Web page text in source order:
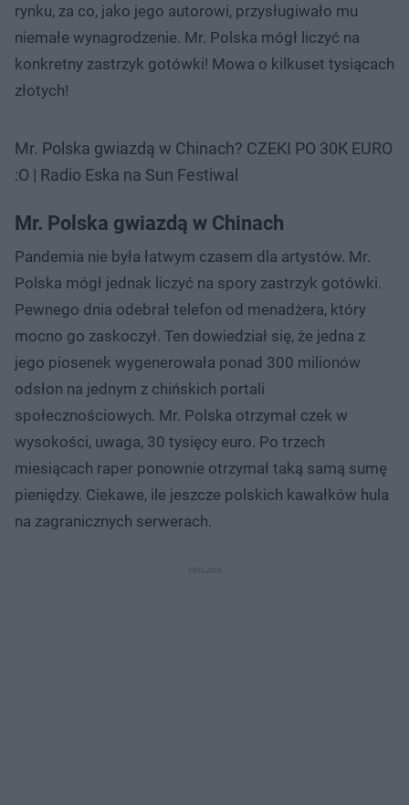
rynku, za co, jako jego autorowi, przysługiwało mu
niemałe wynagrodzenie. Mr. Polska mógł liczyć na
konkretny zastrzyk gotówki! Mowa o kilkuset tysiącach
złotych!
Mr. Polska gwiazdą w Chinach? CZEKI PO 30K EURO
:O | Radio Eska na Sun Festiwal
Mr. Polska gwiazdą w Chinach
Pandemia nie była łatwym czasem dla artystów. Mr.
Polska mógł jednak liczyć na spory zastrzyk gotówki.
Pewnego dnia odebrał telefon od menadżera, który
mocno go zaskoczył. Ten dowiedział się, że jedna z
jego piosenek wygenerowała ponad 300 milionów
odsłon na jednym z chińskich portali
społecznościowych. Mr. Polska otrzymał czek w
wysokości, uwaga, 30 tysięcy euro. Po trzech
miesiącach raper ponownie otrzymał taką samą sumę
pieniędzy. Ciekawe, ile jeszcze polskich kawałków hula
na zagranicznych serwerach.